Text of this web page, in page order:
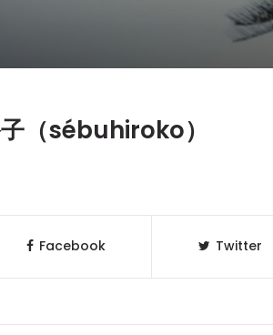
（sébuhiroko）
Facebook Twitter